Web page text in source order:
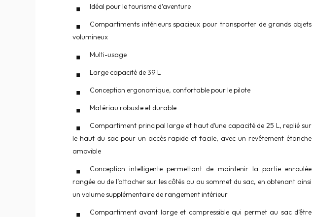
Idéal pour le tourisme d’aventure
Compartiments intérieurs spacieux pour transporter de grands objets
volumineux
Multi-usage
Large capacité de 39 L
Conception ergonomique, confortable pour le pilote
Matériau robuste et durable
Compartiment principal large et haut d’une capacité de 25 L, replié sur
le haut du sac pour un accès rapide et facile, avec un revêtement étanche
amovible
Conception intelligente permettant de maintenir la partie enroulée
rangée ou de l’attacher sur les côtés ou au sommet du sac, en obtenant ainsi
un volume supplémentaire de rangement intérieur
Compartiment avant large et compressible qui permet au sac d’être